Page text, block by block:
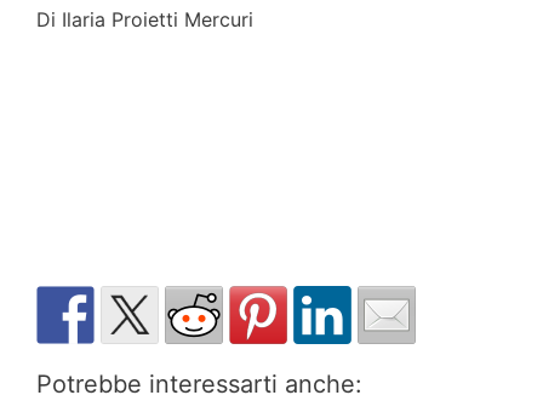
Di Ilaria Proietti Mercuri
Potrebbe interessarti anche: